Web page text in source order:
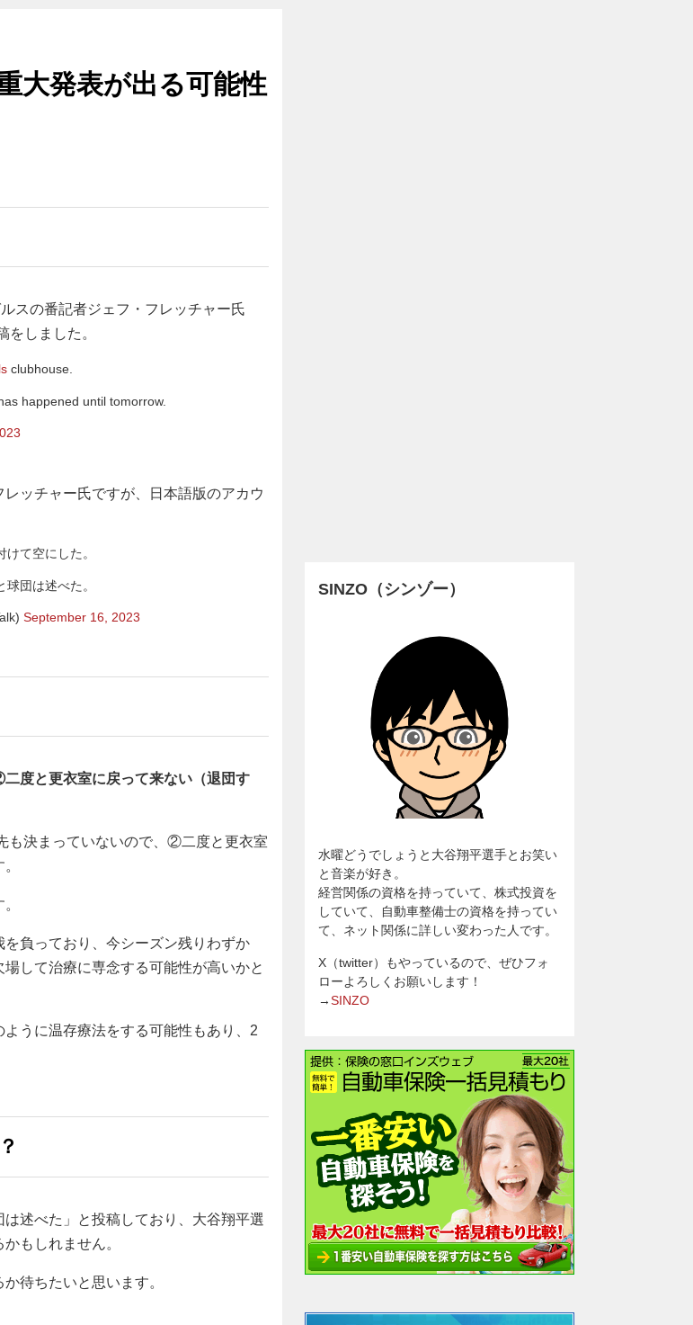
大発表が出る可能性
スの番記者ジェフ・フレッチャー氏
しました。
clubhouse.
happened until tomorrow.
ッチャー氏ですが、日本語版のアカウ
て空にした。
団は述べた。
September 16, 2023
度と更衣室に戻って来ない（退団す
も決まっていないので、②二度と更衣室
負っており、今シーズン残りわずか
して治療に専念する可能性が高いかと
うに温存療法をする可能性もあり、2
述べた」と投稿しており、大谷翔平選
もしれません。
待ちたいと思います。
SINZO（シンゾー）
水曜どうでしょうと大谷翔平選手とお笑い
と音楽が好き。
経営関係の資格を持っていて、株式投資を
していて、自動車整備士の資格を持ってい
て、ネット関係に詳しい変わった人です。
X（twitter）もやっているので、ぜひフォ
ローよろしくお願いします！
→SINZO